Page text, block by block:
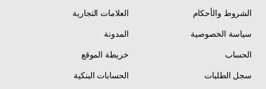
الشروط والأحكام
سياسة الخصوصية
الحساب
سجل الطلبات
العلامات التجارية
المدونة
خريطة الموقع
الحسابات البنكية